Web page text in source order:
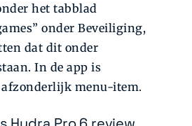
het tabblad
onder Beveiliging,
dat dit onder
In de app is
menu-item.